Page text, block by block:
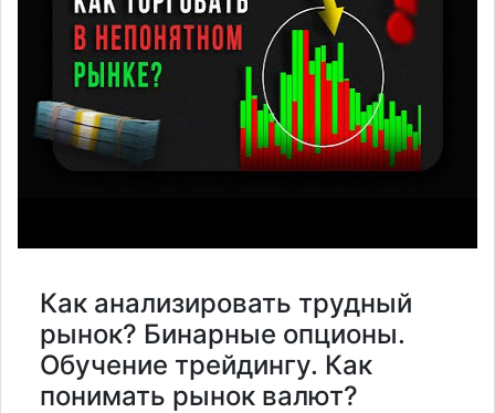
Как анализировать трудный
рынок? Бинарные опционы.
Обучение трейдингу. Как
понимать рынок валют?